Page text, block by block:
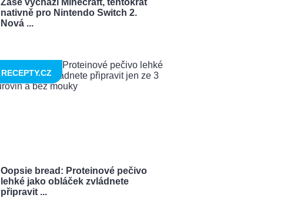
Zase vychází Minecraft, tentokrát
nativně pro Nintendo Switch 2.
Nová ...
Oopsie bread: Proteinové pečivo
lehké jako obláček zvládnete
připravit ...
RECEPTY.CZ